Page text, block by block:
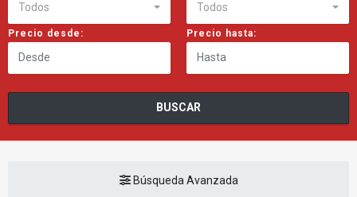
Todos Todos
Precio desde: Precio hasta:
BUSCAR
Búsqueda Avanzada